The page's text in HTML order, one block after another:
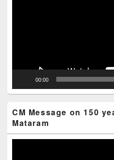
00:00
CM Message on 150
Mataram